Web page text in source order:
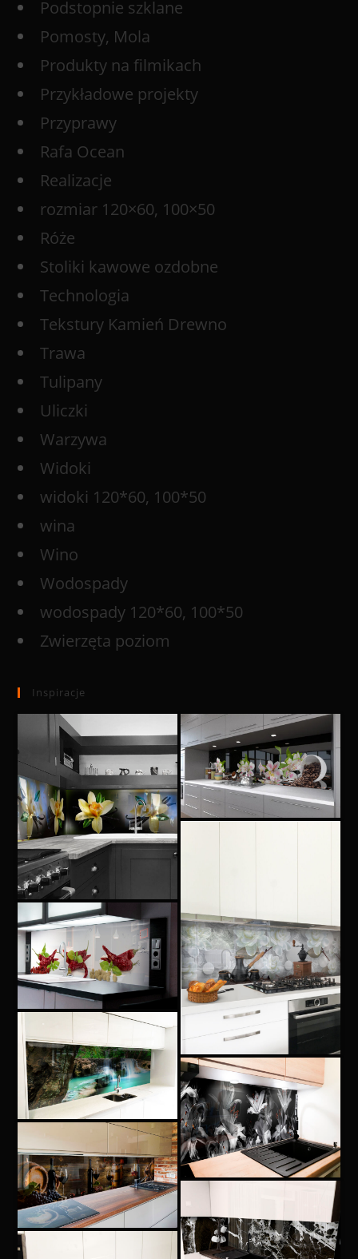
Podstopnie szklane
Pomosty, Mola
Produkty na filmikach
Przykładowe projekty
Przyprawy
Rafa Ocean
Realizacje
rozmiar 120×60, 100×50
Róże
Stoliki kawowe ozdobne
Technologia
Tekstury Kamień Drewno
Trawa
Tulipany
Uliczki
Warzywa
Widoki
widoki 120*60, 100*50
wina
Wino
Wodospady
wodospady 120*60, 100*50
Zwierzęta poziom
Inspiracje